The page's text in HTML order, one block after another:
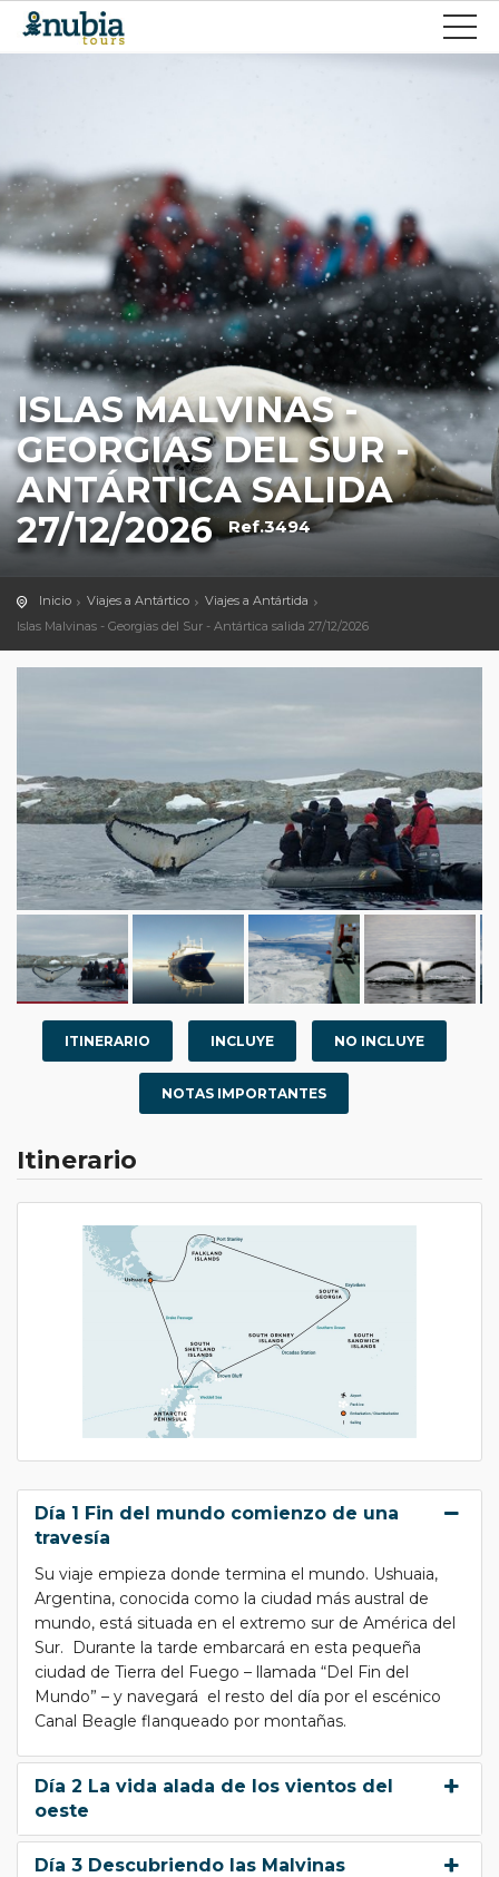
ISLAS MALVINAS -
GEORGIAS DEL SUR -
ANTÁRTICA SALIDA
27/12/2026 Ref.3494
Inicio Viajes a Antártico
Viajes a Antártida
Islas Malvinas - Georgias del Sur - Antártica salida 27/12/2026
ITINERARIO INCLUYE NO INCLUYE
NOTAS IMPORTANTES
Itinerario
Día 1 Fin del mundo comienzo de una
travesía
Su viaje empieza donde termina el mundo. Ushuaia,
Argentina, conocida como la ciudad más austral de
mundo, está situada en el extremo sur de América del
Sur. Durante la tarde embarcará en esta pequeña
ciudad de Tierra del Fuego – llamada “Del Fin del
Mundo” – y navegará el resto del día por el escénico
Canal Beagle flanqueado por montañas.
Día 2 La vida alada de los vientos del
oeste
Día 3 Descubriendo las Malvinas